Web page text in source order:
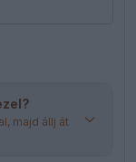
majd állj át